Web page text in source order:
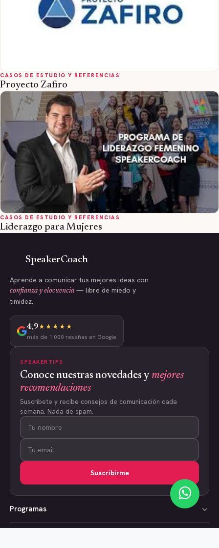
CASOS DE ESTUDIO Y REFERENCIAS
Proyecto Zafiro
CASOS DE ESTUDIO Y REFERENCIAS
Liderazgo para Mujeres
SpeakerCoach
Aprende a comunicar tus mejores ideas con
confianza y elocuencia — libre de miedo y
timidez.
4,9★★★★★
más de 1.000 reseñas en Google
SPEAKERTIPS
Conoce nuestras novedades y mejores
recomendaciones
Suscríbete y recibe consejos de comunicación cada
semana. Nada de spam.
Suscribirme
Programas